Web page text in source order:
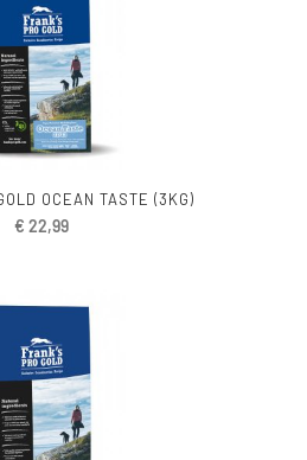
OCEAN TASTE (3KG)
€ 22,99